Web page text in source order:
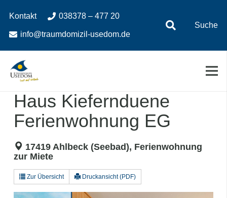
Inhalt
springen
Navigation
springen
Kontakt 038378 – 477 20
info@traumdomizil-usedom.de
Suche
Haus Kiefernduene
Ferienwohnung EG
17419 Ahlbeck (Seebad), Ferienwohnung
zur Miete
Zur Übersicht Druckansicht (PDF)